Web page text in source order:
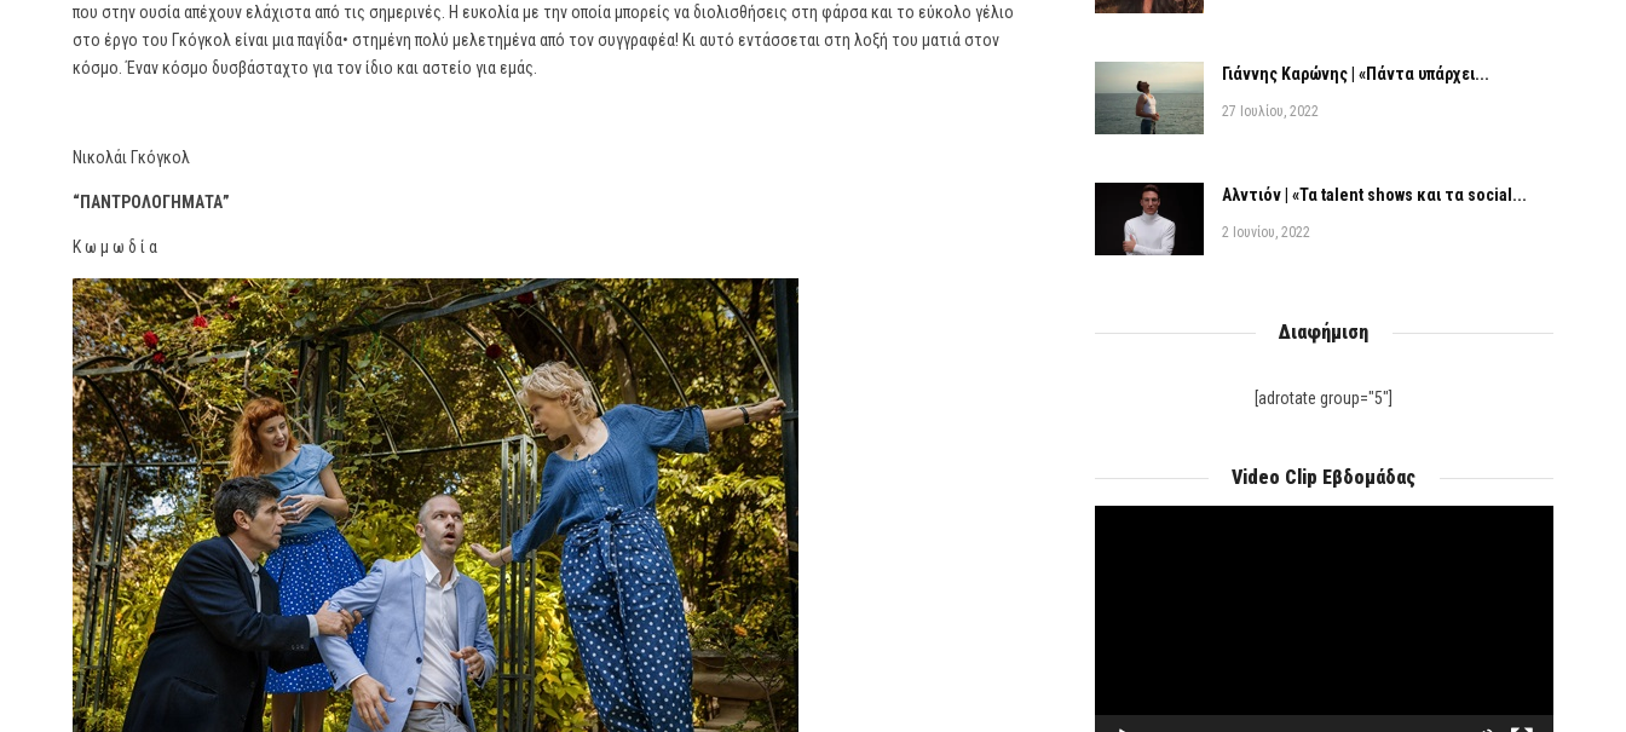
που στην ουσία απέχουν ελάχιστα από τις σημερινές. Η ευκολία με την οποία μπορείς να διολισθήσεις στη φάρσα και το εύκολο γέλιο
στο έργο του Γκόγκολ είναι μια παγίδα• στημένη πολύ μελετημένα από τον συγγραφέα! Κι αυτό εντάσσεται στη λοξή του ματιά στον
κόσμο. Έναν κόσμο δυσβάσταχτο για τον ίδιο και αστείο για εμάς.
Νικολάι Γκόγκολ
“ΠΑΝΤΡΟΛΟΓΗΜΑΤΑ”
Κ ω μ ω δ ί α
Γιάννης Καρώνης | «Πάντα υπάρχει...
27 Ιουλίου, 2022
Αλντιόν | «Τα talent shows και τα social...
2 Ιουνίου, 2022
Διαφήμιση
[adrotate group="5"]
Video Clip Εβδομάδας